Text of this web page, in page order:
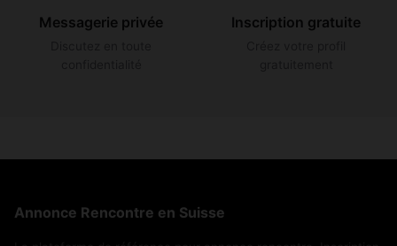
Messagerie privée Inscription gratuite
Annonce Rencontre en Suisse